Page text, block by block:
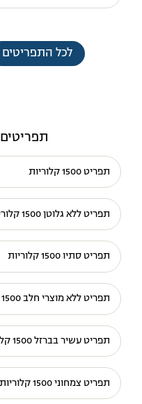
לכל התפריטים
תפריטים 1500 קלוריות
תפריט 1500 קלוריות
תפריט ללא גלוטן 1500 קלוריות
תפריט סתיו 1500 קלוריות
תפריט ללא מוצרי חלב 1500 קלוריות
תפריט עשיר בברזל 1500 קלוריות
תפריט צמחוני 1500 קלוריות